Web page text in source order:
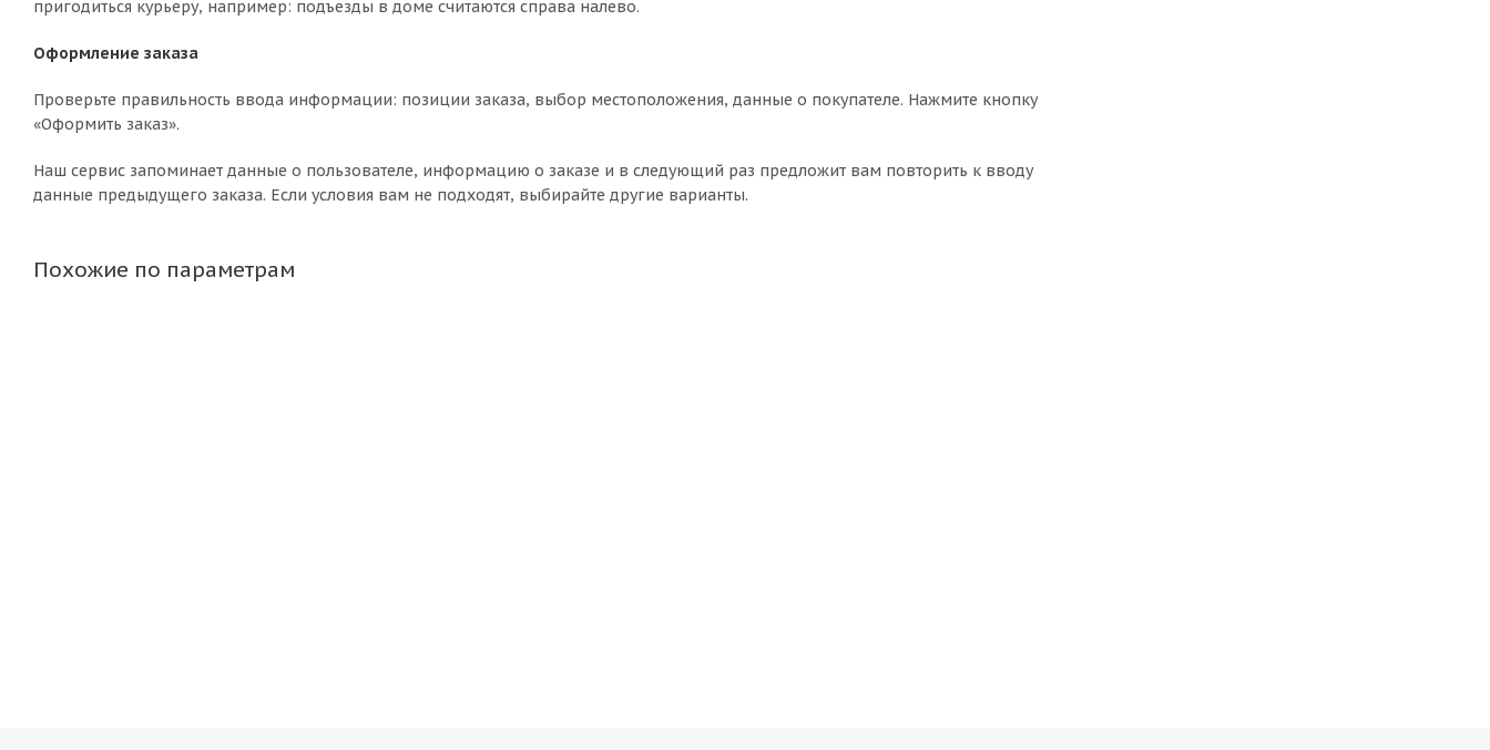
пригодиться курьеру, например: подъезды в доме считаются справа налево.
Оформление заказа
Проверьте правильность ввода информации: позиции заказа, выбор местоположения, данные о покупателе. Нажмите кнопку
«Оформить заказ».
Наш сервис запоминает данные о пользователе, информацию о заказе и в следующий раз предложит вам повторить к вводу
данные предыдущего заказа. Если условия вам не подходят, выбирайте другие варианты.
Похожие по параметрам